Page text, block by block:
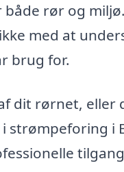
rør og
med at
brug for.
dit rørnet, eller
strømpeforing i